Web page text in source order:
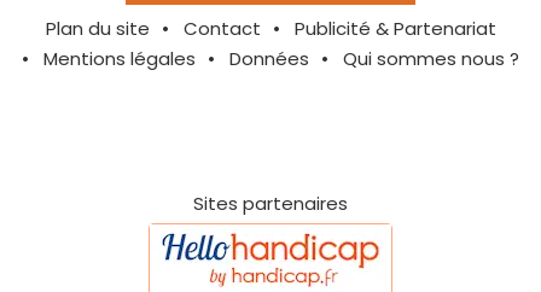
Plan du site Contact
Publicité & Partenariat
Mentions légales
Données Qui sommes nous ?
Sites partenaires